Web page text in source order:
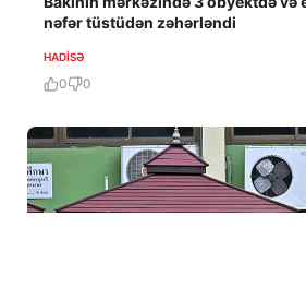
nəfər tüstüdən zəhərləndi
HADISƏ
0 0